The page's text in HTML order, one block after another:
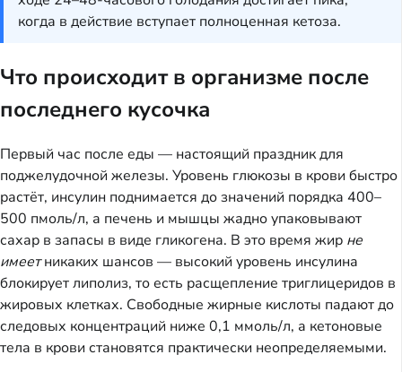
когда в действие вступает полноценная кетоза.
Что происходит в организме после
последнего кусочка
Первый час после еды — настоящий праздник для
поджелудочной железы. Уровень глюкозы в крови быстро
растёт, инсулин поднимается до значений порядка 400–
500 пмоль/л, а печень и мышцы жадно упаковывают
сахар в запасы в виде гликогена. В это время жир не
имеетникаких шансов — высокий уровень инсулина
блокирует липолиз, то есть расщепление триглицеридов в
жировых клетках. Свободные жирные кислоты падают до
следовых концентраций ниже 0,1 ммоль/л, а кетоновые
тела в крови становятся практически неопределяемыми.